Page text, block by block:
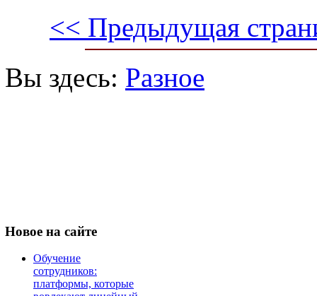
<< Предыдущая
Вы здесь: Разное
Новое на сайте
Обучение
сотрудников:
платформы, которые